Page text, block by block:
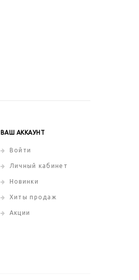
ВАШ АККАУНТ
Войти
Личный кабинет
Новинки
Хиты продаж
Акции